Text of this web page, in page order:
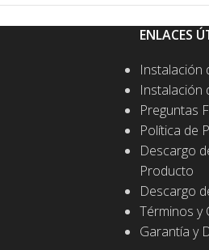
ENLACES
Instalación
Instalación
Preguntas
Política de
Descargo
Producto
Descargo
Términos y
Garantía y